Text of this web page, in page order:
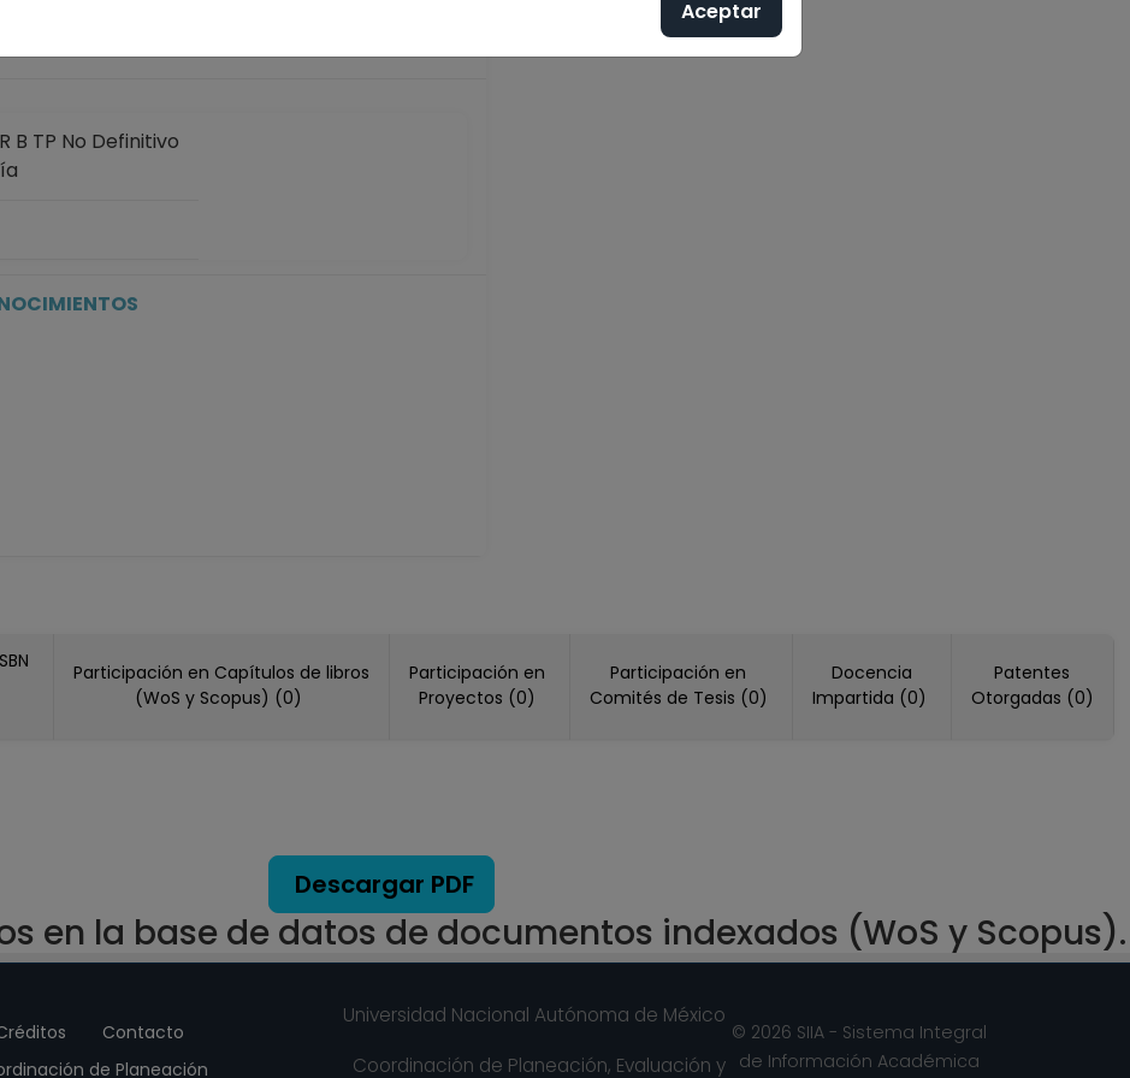
B TP No Definitivo
B TP No Definitivo
Participación en Capítulos de libros
(WoS y Scopus) (0)
Participación en
Proyectos (0)
Participación en
Comités de Tesis (0)
Docencia
Impartida (0)
Patentes
Otorgadas (0)
Descargar PDF
en la base de datos de documentos indexados (WoS y Scopus).
Contacto
de Planeación
Universidad Nacional Autónoma de México
Coordinación de Planeación, Evaluación y
© 2026 SIIA - Sistema Integral
de Información Académica
Aceptar